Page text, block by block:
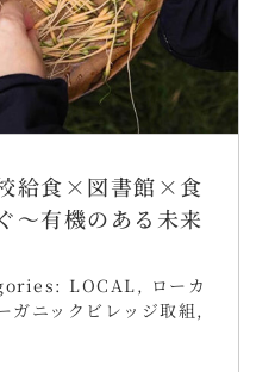
給食×図書館×食
～有機のある未来
LOCAL , ローカ
ガニックビレッジ取組 ,